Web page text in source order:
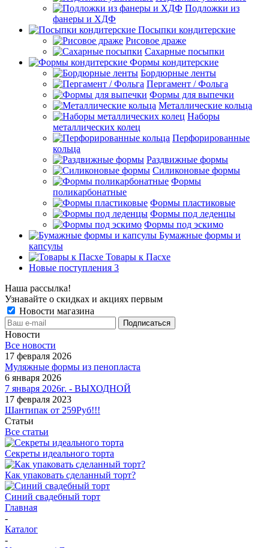
Подложки из
фанеры и ХДФ
Посыпки кондитерские
Рисовое драже
Сахарные посыпки
Формы кондитерские
Бордюрные ленты
Пергамент / Фольга
Формы для выпечки
Металлические кольца
Наборы
металлических колец
Перфорированные
кольца
Раздвижные формы
Силиконовые формы
Формы
поликарбонатные
Формы пластиковые
Формы под леденцы
Формы под эскимо
Бумажные формы и
капсулы
Товары к Пасхе
Новые поступления 3
Наша рассылка!
Узнавайте о скидках и акциях первым
Новости магазина
Новости
Все новости
17 февраля 2026
Муляжные формы из пенопласта
6 января 2026
7 января 2026г. - ВЫХОДНОЙ
17 февраля 2023
Шантипак от 259Руб!!!
Статьи
Все статьи
Секреты идеального торта
Как упаковать сделанный торт?
Синий свадебный торт
Главная
-
Каталог
-